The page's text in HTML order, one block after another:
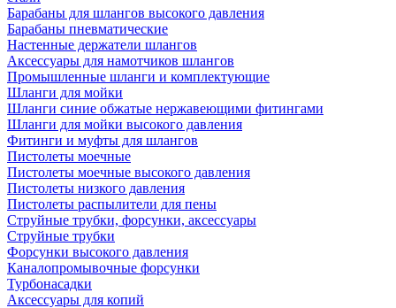
Барабаны для шлангов высокого давления
Барабаны пневматические
Настенные держатели шлангов
Аксессуары для намотчиков шлангов
Промышленные шланги и комплектующие
Шланги для мойки
Шланги синие обжатые нержавеющими фитингами
Шланги для мойки высокого давления
Фитинги и муфты для шлангов
Пистолеты моечные
Пистолеты моечные высокого давления
Пистолеты низкого давления
Пистолеты распылители для пены
Струйные трубки, форсунки, аксессуары
Струйные трубки
Форсунки высокого давления
Каналопромывочные форсунки
Турбонасадки
Аксессуары для копий